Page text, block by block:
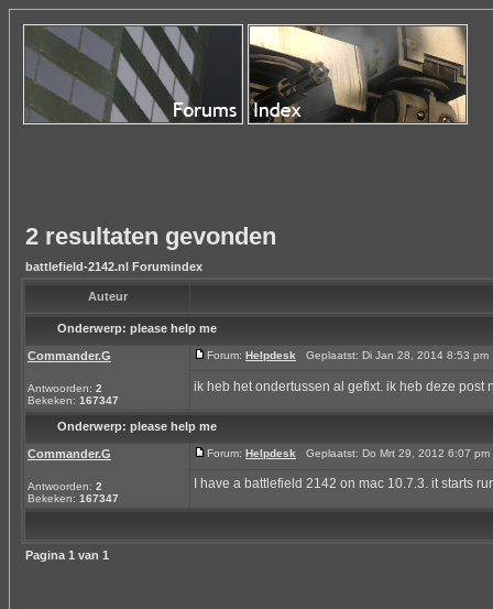
2 resultaten gevonden
battlefield-2142.nl Forumindex
Auteur
Onderwerp: please help me
Commander.G
Antwoorden: 2
Bekeken: 167347
Forum: Helpdesk Geplaatst: Di Jan 28, 2014 8:53
ik heb het ondertussen al gefixt. ik heb deze
Onderwerp: please help me
Commander.G
Antwoorden: 2
Bekeken: 167347
Forum: Helpdesk Geplaatst: Do Mrt 29, 2012 6:07
I have a battlefield 2142 on mac 10.7.3. it starts
Pagina 1 van 1